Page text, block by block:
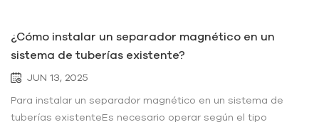
¿Cómo instalar un separador magnético en un
sistema de tuberías existente?
JUN 13, 2025
Para instalar un separador magnético en un sistema de
tuberías existenteEs necesario operar según el tipo